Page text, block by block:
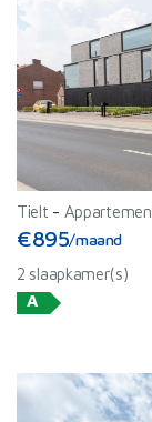
Tielt -
€895/maand
2 slaapkamer(s)
A